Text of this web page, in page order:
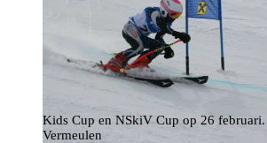
Kids Cup en NSkiV Cup op 26
Vermeulen